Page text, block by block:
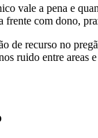
vale a pena e
frente com dono,
de recurso no
ruido entre areas